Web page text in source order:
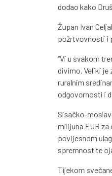
dodao kako
Župan Ivan
požrtvovnosti i
“Vi u svakom
divimo. Veliki je
ruralnim
odgovornosti i
Sisačko-
milijuna EUR
povijesnom
spremnost te
Tijekom